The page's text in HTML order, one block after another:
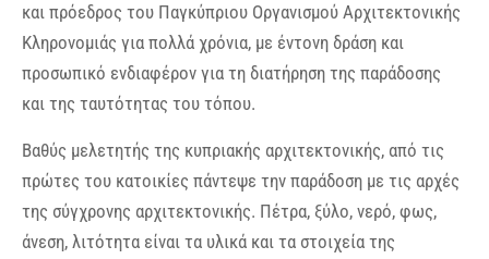
και πρόεδρος του Παγκύπριου Οργανισμού Αρχιτεκτονικής
Κληρονομιάς για πολλά χρόνια, με έντονη δράση και
προσωπικό ενδιαφέρον για τη διατήρηση της παράδοσης
και της ταυτότητας του τόπου.
Βαθύς μελετητής της κυπριακής αρχιτεκτονικής, από τις
πρώτες του κατοικίες πάντεψε την παράδοση με τις αρχές
της σύγχρονης αρχιτεκτονικής. Πέτρα, ξύλο, νερό, φως,
άνεση, λιτότητα είναι τα υλικά και τα στοιχεία της